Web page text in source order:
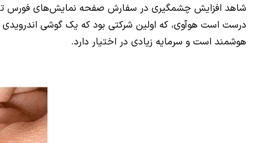
شاهد افزایش چشمگیری در سفارش صفحه نمایش‌های فورس تاچ
درست است هوآوی، که اولین شرکتی بود که یک گوشی
هوشمند است و سرمایه زیادی در اختیار دارد.